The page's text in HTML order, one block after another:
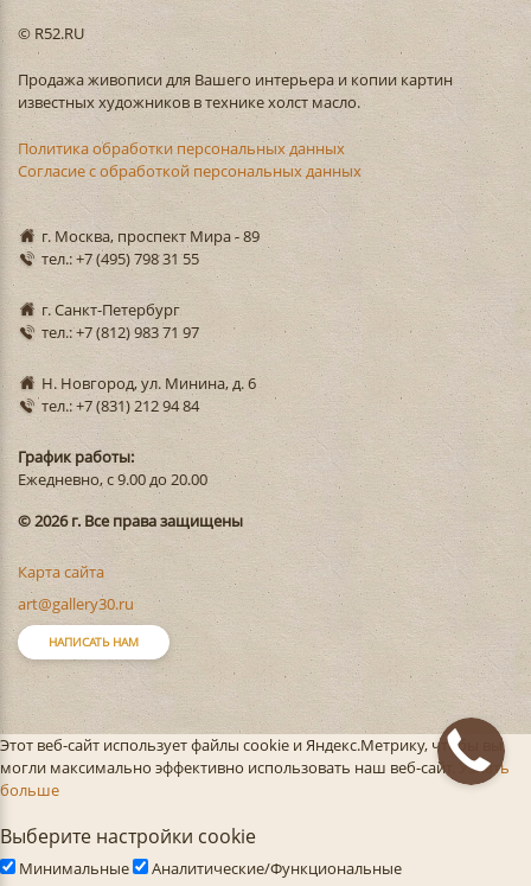
© R52.RU
Продажа живописи для Вашего интерьера и копии картин
известных художников в технике холст масло.
Политика обработки персональных данных
Согласие с обработкой персональных данных
г. Москва, проспект Мира - 89
тел.: +7 (495) 798 31 55
г. Санкт-Петербург
тел.: +7 (812) 983 71 97
Н. Новгород, ул. Минина, д. 6
тел.: +7 (831) 212 94 84
График работы:
Ежедневно, с 9.00 до 20.00
© 2026 г. Все права защищены
Карта сайта
art@gallery30.ru
НАПИСАТЬ НАМ
Этот веб-сайт использует файлы cookie и Яндекс.Метрику, чтобы вы
могли максимально эффективно использовать наш веб-сайт. Узнать
больше
Выберите настройки cookie
Минимальные Аналитические/Функциональные